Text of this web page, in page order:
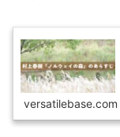
versatilebase.com